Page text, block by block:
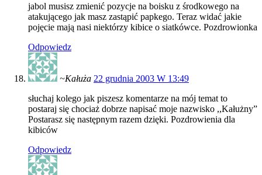
jabol musisz zmienić pozycje na boisku z środkowego na
atakującego jak masz zastąpić papkego. Teraz widać jakie
pojęcie mają nasi niektórzy kibice o siatkówce. Pozdrowionka
Odpowiedz
~Kałuża 22 grudnia 2003 W 13:49
słuchaj kolego jak piszesz komentarze na mój temat to
postaraj się chociaż dobrze napisać moje nazwisko ,,Kałużny”
Postarasz się następnym razem dzięki. Pozdrowienia dla
kibiców
Odpowiedz